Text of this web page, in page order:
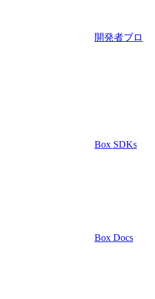
開発者ブロ
Box SDKs
Box Docs